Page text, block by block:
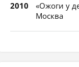
2010
«Ожоги у
Москва